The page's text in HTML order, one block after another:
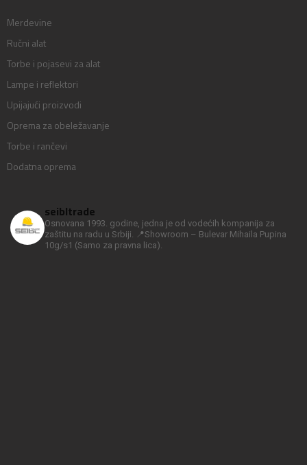
Merdevine
Ručni alat
Torbe i pojasevi za alat
Lampe i reflektori
Upijajući proizvodi
Oprema za obeležavanje
Torbe i rančevi
Dodatna oprema
seibltrade
Osnovana 1993. godine, jedna je od vodećih kompanija za
zaštitu na radu u Srbiji.
📍Showroom – Bulevar Mihaila Pupina
10g/s1 (Samo za pravna lica).